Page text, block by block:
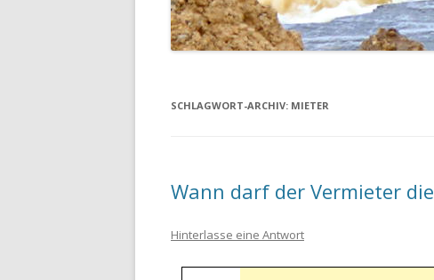
SCHLAGWORT-ARCHIV: MIETER
Wann darf der Vermieter
Hinterlasse eine Antwort